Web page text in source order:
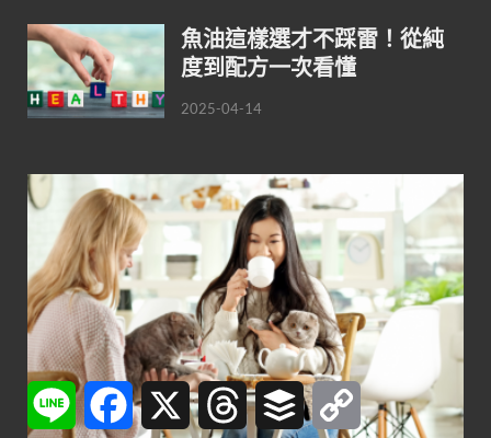
魚油這樣選才不踩雷！從純
度到配方一次看懂
2025-04-14
Line Facebook
X ThreadsBuffer Copy
Link